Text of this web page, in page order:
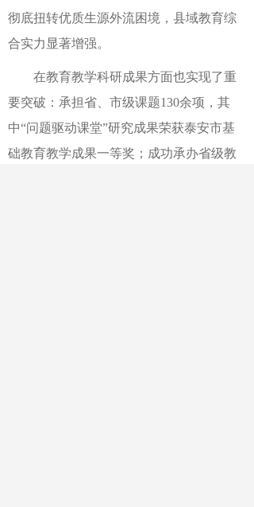
彻底扭转优质生源外流困境，县域教育综
合实力显著增强。
在教育教学科研成果方面也实现了重
要突破：承担省、市级课题130余项，其
中“问题驱动课堂”研究成果荣获泰安市基
础教育教学成果一等奖；成功承办省级教